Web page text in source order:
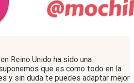
Reino Unido ha sido una
que es como todo en la
y sin duda te puedes adaptar mejor